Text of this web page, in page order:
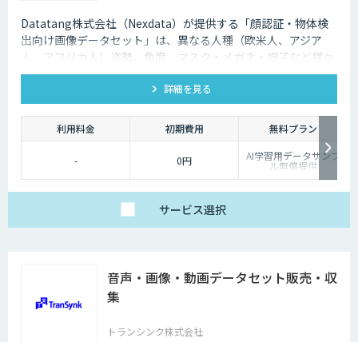
Datatang株式会社（Nexdata）が提供する「顔認証・物体検
出向け画像データセット」は、異なる人種（欧米人、アジア
人、アフリカ人）姿勢、角度、マスク・メガネ・帽子など様々
な状況をカバー、総計500万枚を超えています。
詳細を見る
利用料金 初期費用 無料プラン
- 0円 AI学習用データサンプ
ル無償提供
サービス選択
音声・画像・動画データセット販売・収
集
トランシンク株式会社